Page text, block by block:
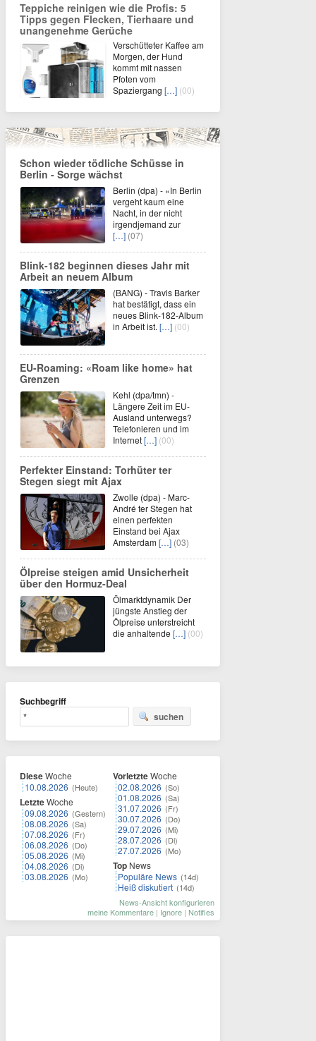
Teppiche reinigen wie die Profis: 5
Tipps gegen Flecken, Tierhaare und
unangenehme Gerüche
Verschütteter Kaffee am
Morgen, der Hund
kommt mit nassen
Pfoten vom
Spaziergang […] (00)
Schon wieder tödliche Schüsse in
Berlin - Sorge wächst
Berlin (dpa) - «In Berlin
vergeht kaum eine
Nacht, in der nicht
irgendjemand zur
[…] (07)
Blink-182 beginnen dieses Jahr mit
Arbeit an neuem Album
(BANG) - Travis Barker
hat bestätigt, dass ein
neues Blink-182-Album
in Arbeit ist. […] (00)
EU-Roaming: «Roam like home» hat
Grenzen
Kehl (dpa/tmn) -
Längere Zeit im EU-
Ausland unterwegs?
Telefonieren und im
Internet[…] (00)
Perfekter Einstand: Torhüter ter
Stegen siegt mit Ajax
Zwolle (dpa) - Marc-
André ter Stegen hat
einen perfekten
Einstand bei Ajax
Amsterdam[…] (03)
Ölpreise steigen amid Unsicherheit
über den Hormuz-Deal
Ölmarktdynamik Der
jüngste Anstieg der
Ölpreise unterstreicht
die anhaltende […] (00)
Suchbegriff
suchen
DieseWoche
10.08.2026 (Heute)
LetzteWoche
09.08.2026 (Gestern)
08.08.2026 (Sa)
07.08.2026 (Fr)
06.08.2026 (Do)
05.08.2026 (Mi)
04.08.2026 (Di)
03.08.2026 (Mo)
VorletzteWoche
02.08.2026 (So)
01.08.2026 (Sa)
31.07.2026 (Fr)
30.07.2026 (Do)
29.07.2026 (Mi)
28.07.2026 (Di)
27.07.2026 (Mo)
Top News
Populäre News (14d)
Heiß diskutiert (14d)
News-Ansicht konfigurieren
meine Kommentare | Ignore | Notifies